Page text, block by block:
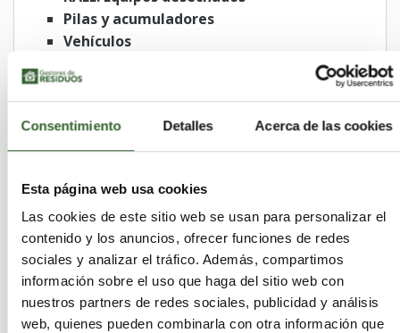
Consentimiento Detalles Acerca de las cookies
Esta página web usa cookies
Las cookies de este sitio web se usan para personalizar el
contenido y los anuncios, ofrecer funciones de redes
sociales y analizar el tráfico. Además, compartimos
información sobre el uso que haga del sitio web con
nuestros partners de redes sociales, publicidad y análisis
web, quienes pueden combinarla con otra información que
Pilas y acumuladores
Vehículos
Residuos no peligrosos
Domésticos
RAEE. Equipos desechados
Madera
Metálicos no férreos
Mezclados
Papel y cartón
Pilas y acumuladores
Plásticos